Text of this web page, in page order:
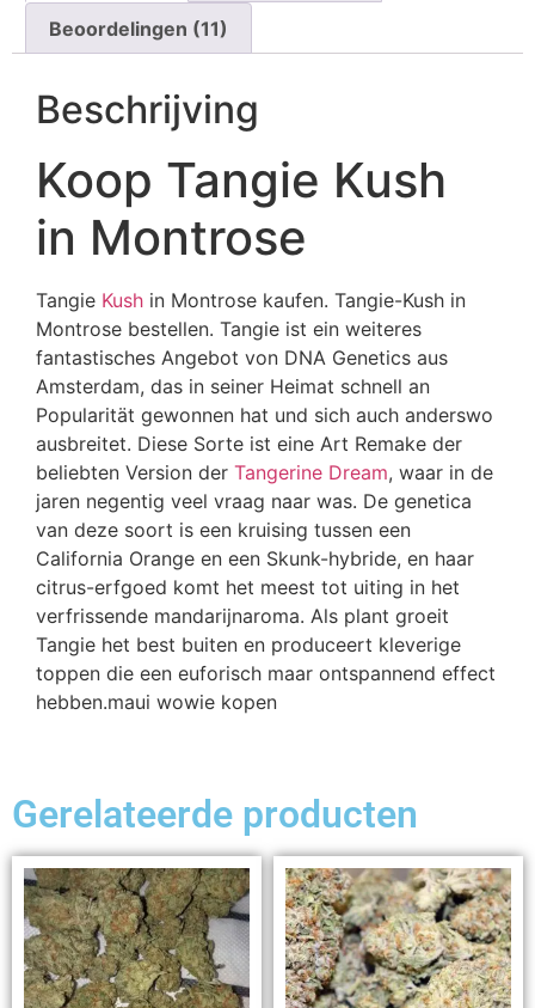
Beoordelingen (11)
Beschrijving
Koop Tangie Kush
in Montrose
Tangie Kush in Montrose kaufen. Tangie-Kush in
Montrose bestellen. Tangie ist ein weiteres
fantastisches Angebot von DNA Genetics aus
Amsterdam, das in seiner Heimat schnell an
Popularität gewonnen hat und sich auch anderswo
ausbreitet. Diese Sorte ist eine Art Remake der
beliebten Version der Tangerine Dream, waar in de
jaren negentig veel vraag naar was. De genetica
van deze soort is een kruising tussen een
California Orange en een Skunk-hybride, en haar
citrus-erfgoed komt het meest tot uiting in het
verfrissende mandarijnaroma. Als plant groeit
Tangie het best buiten en produceert kleverige
toppen die een euforisch maar ontspannend effect
hebben.maui wowie kopen
Gerelateerde producten